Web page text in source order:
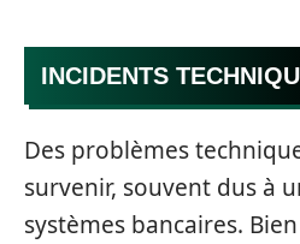
INCIDENTS
Des problèmes
survenir, souvent dus à
systèmes bancaires.